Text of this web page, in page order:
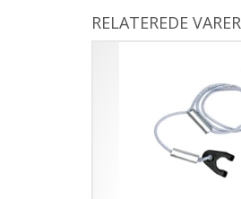
RELATEREDE VARER